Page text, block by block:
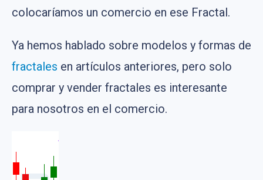
colocaríamos un comercio en ese Fractal.
Ya hemos hablado sobre modelos y formas de
fractales en artículos anteriores, pero solo
comprar y vender fractales es interesante
para nosotros en el comercio.